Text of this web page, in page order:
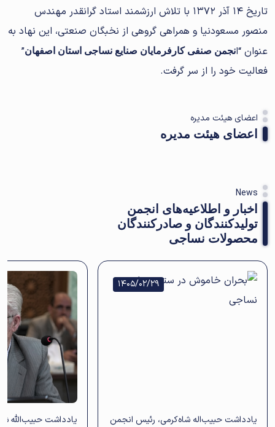
تاریخ ۱۴ آذر ۱۳۷۲ با تلاش ارزشمند استاد گرانقدر مهندس
منصور مسعودنیا و همراهی گروهی از نخبگان صنعتی، این نهاد به
عنوان “انجمن صنفی کارفرمایان صنایع نساجی استان اصفهان”
فعالیت خود را از سر گرفت.
اعضای هیئت مدیره
اعضای هیئت مدیره
News
اخبار و اطلاعیه‌های انجمن
تولیدکنندگان و صادرکنندگان
محصولات نساجی
1405/02/29
یادداشت حبیب‌اله شاه‌کرمی، رئیس انجمن
یادداشت حبیب‌الله